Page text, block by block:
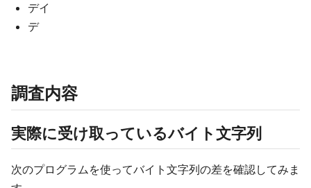
デイ
デ
調査内容
実際に受け取っているバイト文字列
次のプログラムを使ってバイト文字列の差を確認してみま